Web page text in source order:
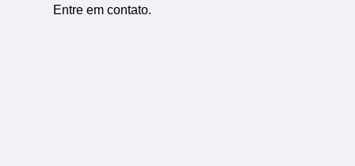
Entre em contato.